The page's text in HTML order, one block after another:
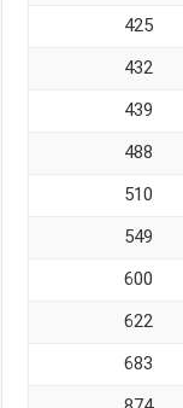
425
432
439
488
510
549
600
622
683